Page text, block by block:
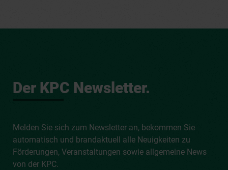
Der KPC Newsletter.
Melden Sie sich zum Newsletter an, bekommen Sie
automatisch und brandaktuell alle Neuigkeiten zu
Förderungen, Veranstaltungen sowie allgemeine News
von der KPC.